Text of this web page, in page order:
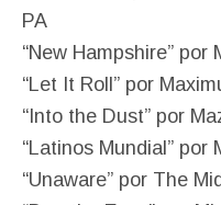
PA
“New Hampshire” por
“Let It Roll” por
“Into the Dust” por
“Latinos Mundial” por
“Unaware” por The